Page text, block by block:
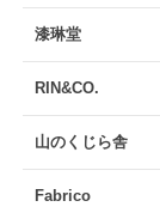
漆琳堂
RIN&CO.
山のくじら舎
Fabrico